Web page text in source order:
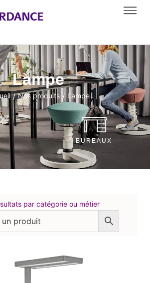
Lampe
/ Nos produits / Lampe
BUREAUX
par catégorie ou métier